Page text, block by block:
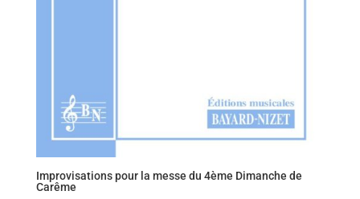
Improvisations pour la messe du 4ème Dimanche de
Carême